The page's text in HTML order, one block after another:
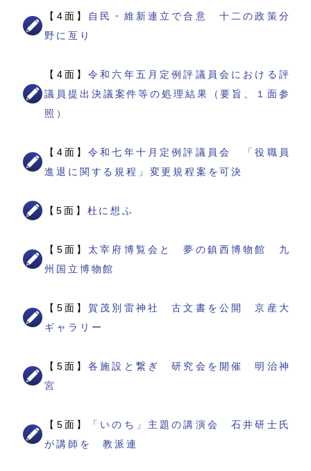
【4面】
自民・維新連立で合意 十二の政策分
野に亙り
【4面】令和六年五月定例評議員会における評
議員提出決議案件等の処理結果（要旨、１面参
照）
【4面】令和七年十月定例評議員会 「役職員
進退に関する規程」変更規程案を可決
【5面】 杜に想ふ
【5面】 太宰府博覧会と 夢の鎮西博物館 九
州国立博物館
【5面】賀茂別雷神社 古文書を公開 京産大
ギャラリー
【5面】各施設と繋ぎ 研究会を開催 明治神
宮
【5面】
「いのち」主題の講演会 石井研士氏
が講師を 教派連